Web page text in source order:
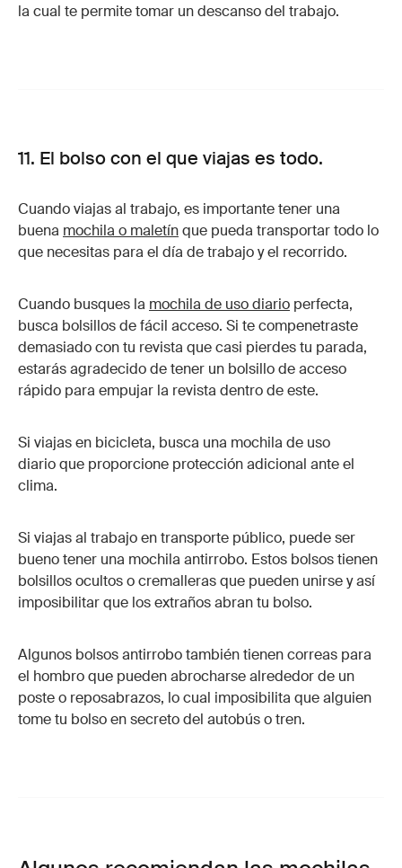
la cual te permite tomar un descanso del trabajo.
11. El bolso con el que viajas es todo.
Cuando viajas al trabajo, es importante tener una
buena mochila o maletínque pueda transportar todo lo
que necesitas para el día de trabajo y el recorrido.
Cuando busques la mochila de uso diario perfecta,
busca bolsillos de fácil acceso. Si te compenetraste
demasiado con tu revista que casi pierdes tu parada,
estarás agradecido de tener un bolsillo de acceso
rápido para empujar la revista dentro de este.
Si viajas en bicicleta, busca una mochila de uso
diario que proporcione protección adicional ante el
clima.
Si viajas al trabajo en transporte público, puede ser
bueno tener una mochila antirrobo. Estos bolsos tienen
bolsillos ocultos o cremalleras que pueden unirse y así
imposibilitar que los extraños abran tu bolso.
Algunos bolsos antirrobo también tienen correas para
el hombro que pueden abrocharse alrededor de un
poste o reposabrazos, lo cual imposibilita que alguien
tome tu bolso en secreto del autobús o tren.